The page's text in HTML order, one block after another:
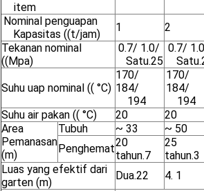
item
Nominal penguapan
Kapasitas ((t/jam)
1 2
Tekanan nominal
((Mpa)
0.7/ 1.0/
Satu.25
0.7/
Suhu uap nominal (( °C)
170/
184/
194
170/
184/
194
Suhu air pakan (( °C) 20 20
Area
Pemanasan
(m)
Tubuh ~ 33 ~ 50
Penghemat20
tahun.7
25
tahun.3
Luas yang efektif dari
garten (m)
Dua.22 4. 1